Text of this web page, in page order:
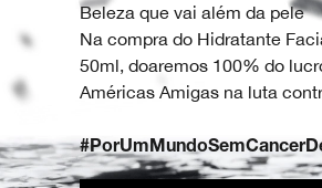
Beleza que vai além da pele
Na compra do Hidratante
50ml, doaremos 100% do
Américas Amigas na luta